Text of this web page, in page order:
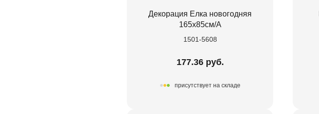
Декорация Елка новогодняя
165х85см/A
1501-5608
177.36 руб.
присутствует на складе